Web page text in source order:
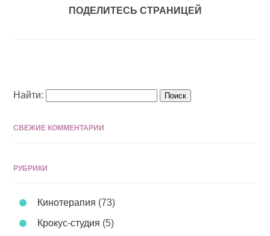
ПОДЕЛИТЕСЬ СТРАНИЦЕЙ
Найти:
СВЕЖИЕ КОММЕНТАРИИ
РУБРИКИ
Кинотерапия (73)
Крокус-студия (5)